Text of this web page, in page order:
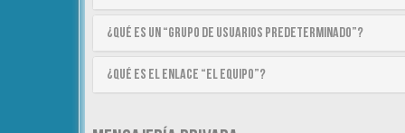
¿Qué es un “Grupo de Usuarios predeterminado”?
¿Qué es el enlace “El equipo”?